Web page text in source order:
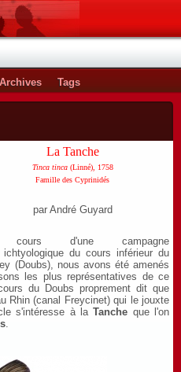
Archives Tags
La Tanche
Tinca tinca(Linné), 1758
Famille des Cyprinidés
par André Guyard
d'une campagne
ichtyologique du cours inférieur du
(Doubs), nous avons été amenés
les plus représentatives de ce
du Doubs proprement dit que
Rhin (canal Freycinet) qui le jouxte
s'intéresse à laTanche que l'on
.